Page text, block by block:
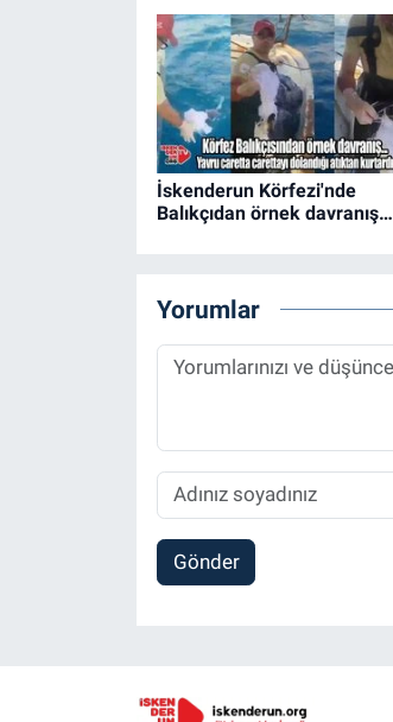
İskenderun Körfezi'nde
Balıkçıdan örnek davranış…
Yorumlar
Gönder